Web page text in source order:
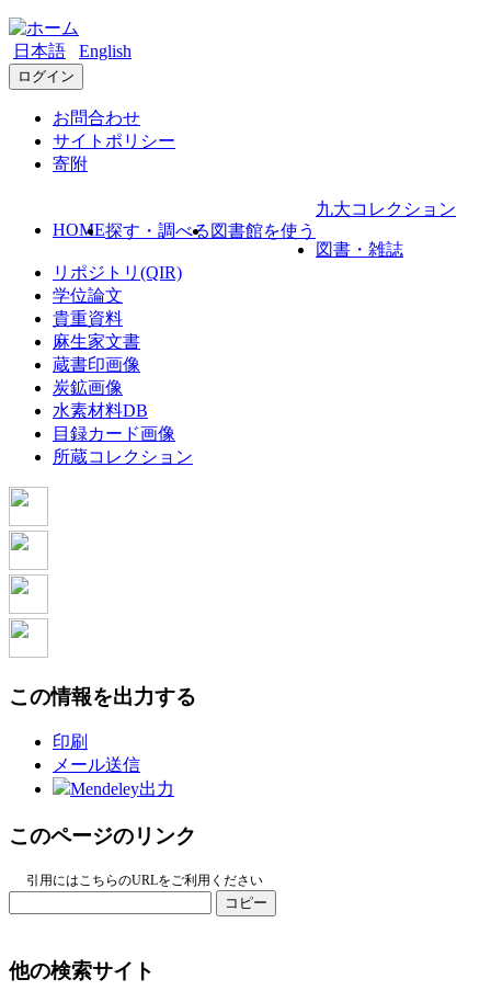
日本語 English
ログイン
お問合わせ
サイトポリシー
寄附
HOME探す・調べる 図書館を使う
九大コレクション
図書・雑誌
リポジトリ(QIR)
学位論文
貴重資料
麻生家文書
蔵書印画像
炭鉱画像
水素材料DB
目録カード画像
所蔵コレクション
この情報を出力する
印刷
メール送信
Mendeley出力
このページのリンク
引用にはこちらのURLをご利用ください
コピー
他の検索サイト